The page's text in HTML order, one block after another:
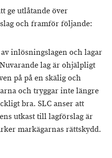
ge utlåtande över
och framför följande:
inlösningslagen och lagar
lag är ohjälpligt
på på en skälig och
och tryggar inte längre
bra. SLC anser att
utkast till lagförslag är
markägarnas rättskydd.